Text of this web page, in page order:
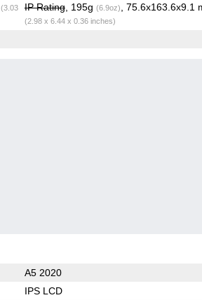
(3.03
IP Rating, 195g (6.9oz) , 75.6x163.6x9.1
(2.98 x 6.44 x 0.36 inches)
A5 2020
IPS LCD